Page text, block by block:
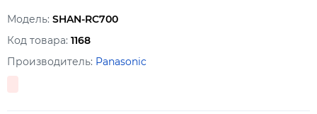
Модель: SHAN-RC700
Код товара: 1168
Производитель: Panasonic